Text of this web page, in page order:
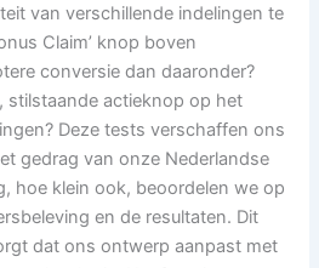
van verschillende indelingen te
Claim’ knop boven
conversie dan daaronder?
stilstaande actieknop op het
Deze tests verschaffen ons
gedrag van onze Nederlandse
hoe klein ook, beoordelen we op
en de resultaten. Dit
dat ons ontwerp aanpast met